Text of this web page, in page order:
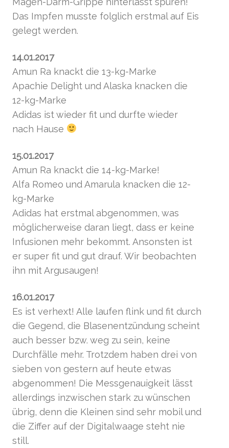
Das Impfen musste folglich erstmal auf Eis
gelegt werden.
14.01.2017
Amun Ra knackt die 13-kg-Marke
Apachie Delight und Alaska knacken die
12-kg-Marke
Adidas ist wieder fit und durfte wieder
nach Hause
15.01.2017
Amun Ra knackt die 14-kg-Marke!
Alfa Romeo und Amarula knacken die 12-
kg-Marke
Adidas hat erstmal abgenommen, was
möglicherweise daran liegt, dass er keine
Infusionen mehr bekommt. Ansonsten ist
er super fit und gut drauf. Wir beobachten
ihn mit Argusaugen!
16.01.2017
Es ist verhext! Alle laufen flink und fit durch
die Gegend, die Blasenentzündung scheint
auch besser bzw. weg zu sein, keine
Durchfälle mehr. Trotzdem haben drei von
sieben von gestern auf heute etwas
abgenommen! Die Messgenauigkeit lässt
allerdings inzwischen stark zu wünschen
übrig, denn die Kleinen sind sehr mobil und
die Ziffer auf der Digitalwaage steht nie
still.